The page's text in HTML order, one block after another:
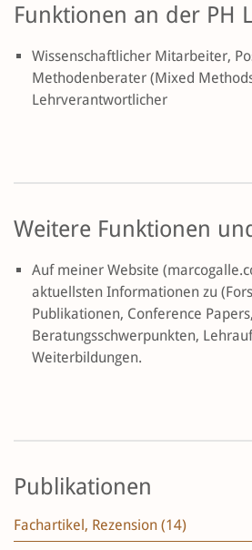
Funktionen an der PH
Wissenschaftlicher Mitarbeiter,
Methodenberater (Mixed
Lehrverantwortlicher
Weitere Funktionen
Auf meiner Website
aktuellsten Informationen zu
Publikationen, Conference
Beratungsschwerpunkten,
Weiterbildungen.
Publikationen
Fachartikel, Rezension (14)